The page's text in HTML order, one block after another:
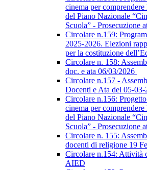
cinema per
del Piano Nazionale
Scuola” - Prosecuzione
Circolare n.159:
2025-2026. Elezioni
per la costituzione
Circolare n. 158:
doc. e ata 06/03/2026
Circolare n.157 -
Docenti e Ata del 05-03-
Circolare n.156:
cinema per
del Piano Nazionale
Scuola” - Prosecuzione
Circolare n. 155:
docenti di religione 19
Circolare n.154: Attività
AIED